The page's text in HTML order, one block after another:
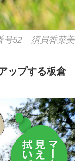
号52 須貝香菜美
ップする板倉